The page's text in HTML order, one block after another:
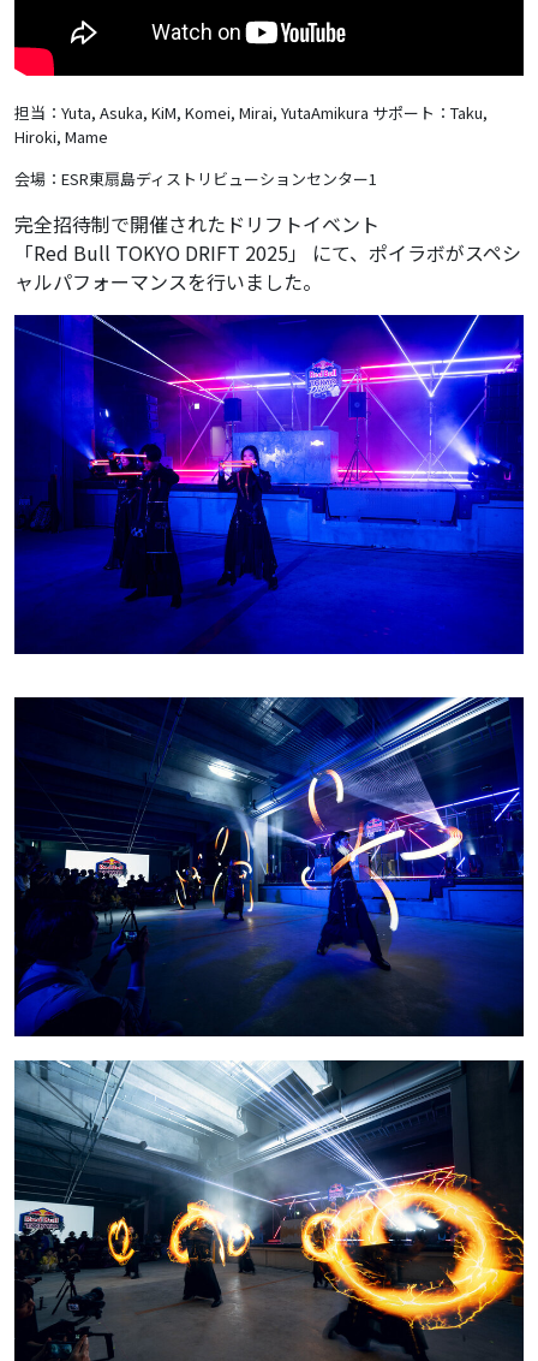
担当：Yuta, Asuka, KiM, Komei, Mirai, YutaAmikura サポート：Taku,
Hiroki, Mame
会場：ESR東扇島ディストリビューションセンター1
完全招待制で開催されたドリフトイベント
「Red Bull TOKYO DRIFT 2025」 にて、ポイラボがスペシ
ャルパフォーマンスを行いました。